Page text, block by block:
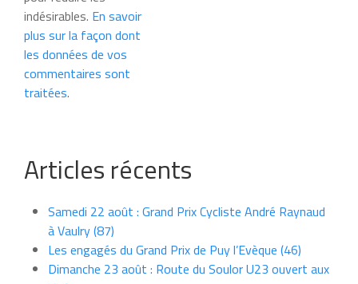
indésirables. En savoir
plus sur la façon dont
les données de vos
commentaires sont
traitées.
Articles récents
Samedi 22 août : Grand Prix Cycliste André Raynaud
à Vaulry (87)
Les engagés du Grand Prix de Puy l’Evèque (46)
Dimanche 23 août : Route du Soulor U23 ouvert aux